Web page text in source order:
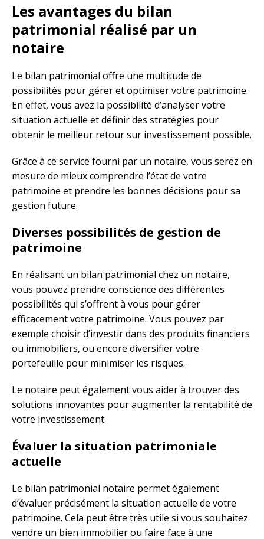
Les avantages du bilan
patrimonial réalisé par un
notaire
Le bilan patrimonial offre une multitude de
possibilités pour gérer et optimiser votre patrimoine.
En effet, vous avez la possibilité d’analyser votre
situation actuelle et définir des stratégies pour
obtenir le meilleur retour sur investissement possible.
Grâce à ce service fourni par un notaire, vous serez en
mesure de mieux comprendre l’état de votre
patrimoine et prendre les bonnes décisions pour sa
gestion future.
Diverses possibilités de gestion de
patrimoine
En réalisant un bilan patrimonial chez un notaire,
vous pouvez prendre conscience des différentes
possibilités qui s’offrent à vous pour gérer
efficacement votre patrimoine. Vous pouvez par
exemple choisir d’investir dans des produits financiers
ou immobiliers, ou encore diversifier votre
portefeuille pour minimiser les risques.
Le notaire peut également vous aider à trouver des
solutions innovantes pour augmenter la rentabilité de
votre investissement.
Évaluer la situation patrimoniale
actuelle
Le bilan patrimonial notaire permet également
d’évaluer précisément la situation actuelle de votre
patrimoine. Cela peut être très utile si vous souhaitez
vendre un bien immobilier ou faire face à une